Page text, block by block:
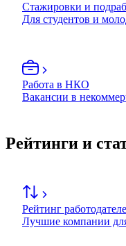
Стажировки и
Для студентов и
Работа в НКО
Вакансии в
Рейтинги и
Рейтинг
Лучшие компании